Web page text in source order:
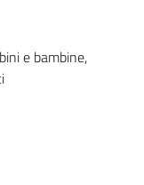
e bambine,